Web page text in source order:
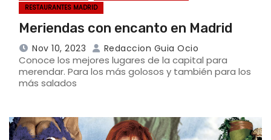
RESTAURANTES MADRID
Meriendas con encanto en Madrid
Nov 10, 2023 Redaccion Guia Ocio
Conoce los mejores lugares de la capital para
merendar. Para los más golosos y también para los
más salados